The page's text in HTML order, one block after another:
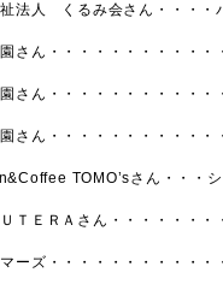
祉法人 くるみ会さん・・・
さん・・・・・・・・・・・
さん・・・・・・・・・・・
さん・・・・・・・・・・・
TOMO’sさん・・・
ＵＴＥＲＡさん・・・・・・
ーズ・・・・・・・・・・